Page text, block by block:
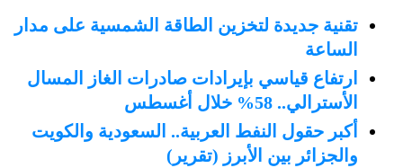
تقنية جديدة لتخزين الطاقة الشمسية على مدار
الساعة
ارتفاع قياسي بإيرادات صادرات الغاز المسال
الأسترالي.. 58% خلال أغسطس
أكبر حقول النفط العربية.. السعودية والكويت
والجزائر بين الأبرز (تقرير)